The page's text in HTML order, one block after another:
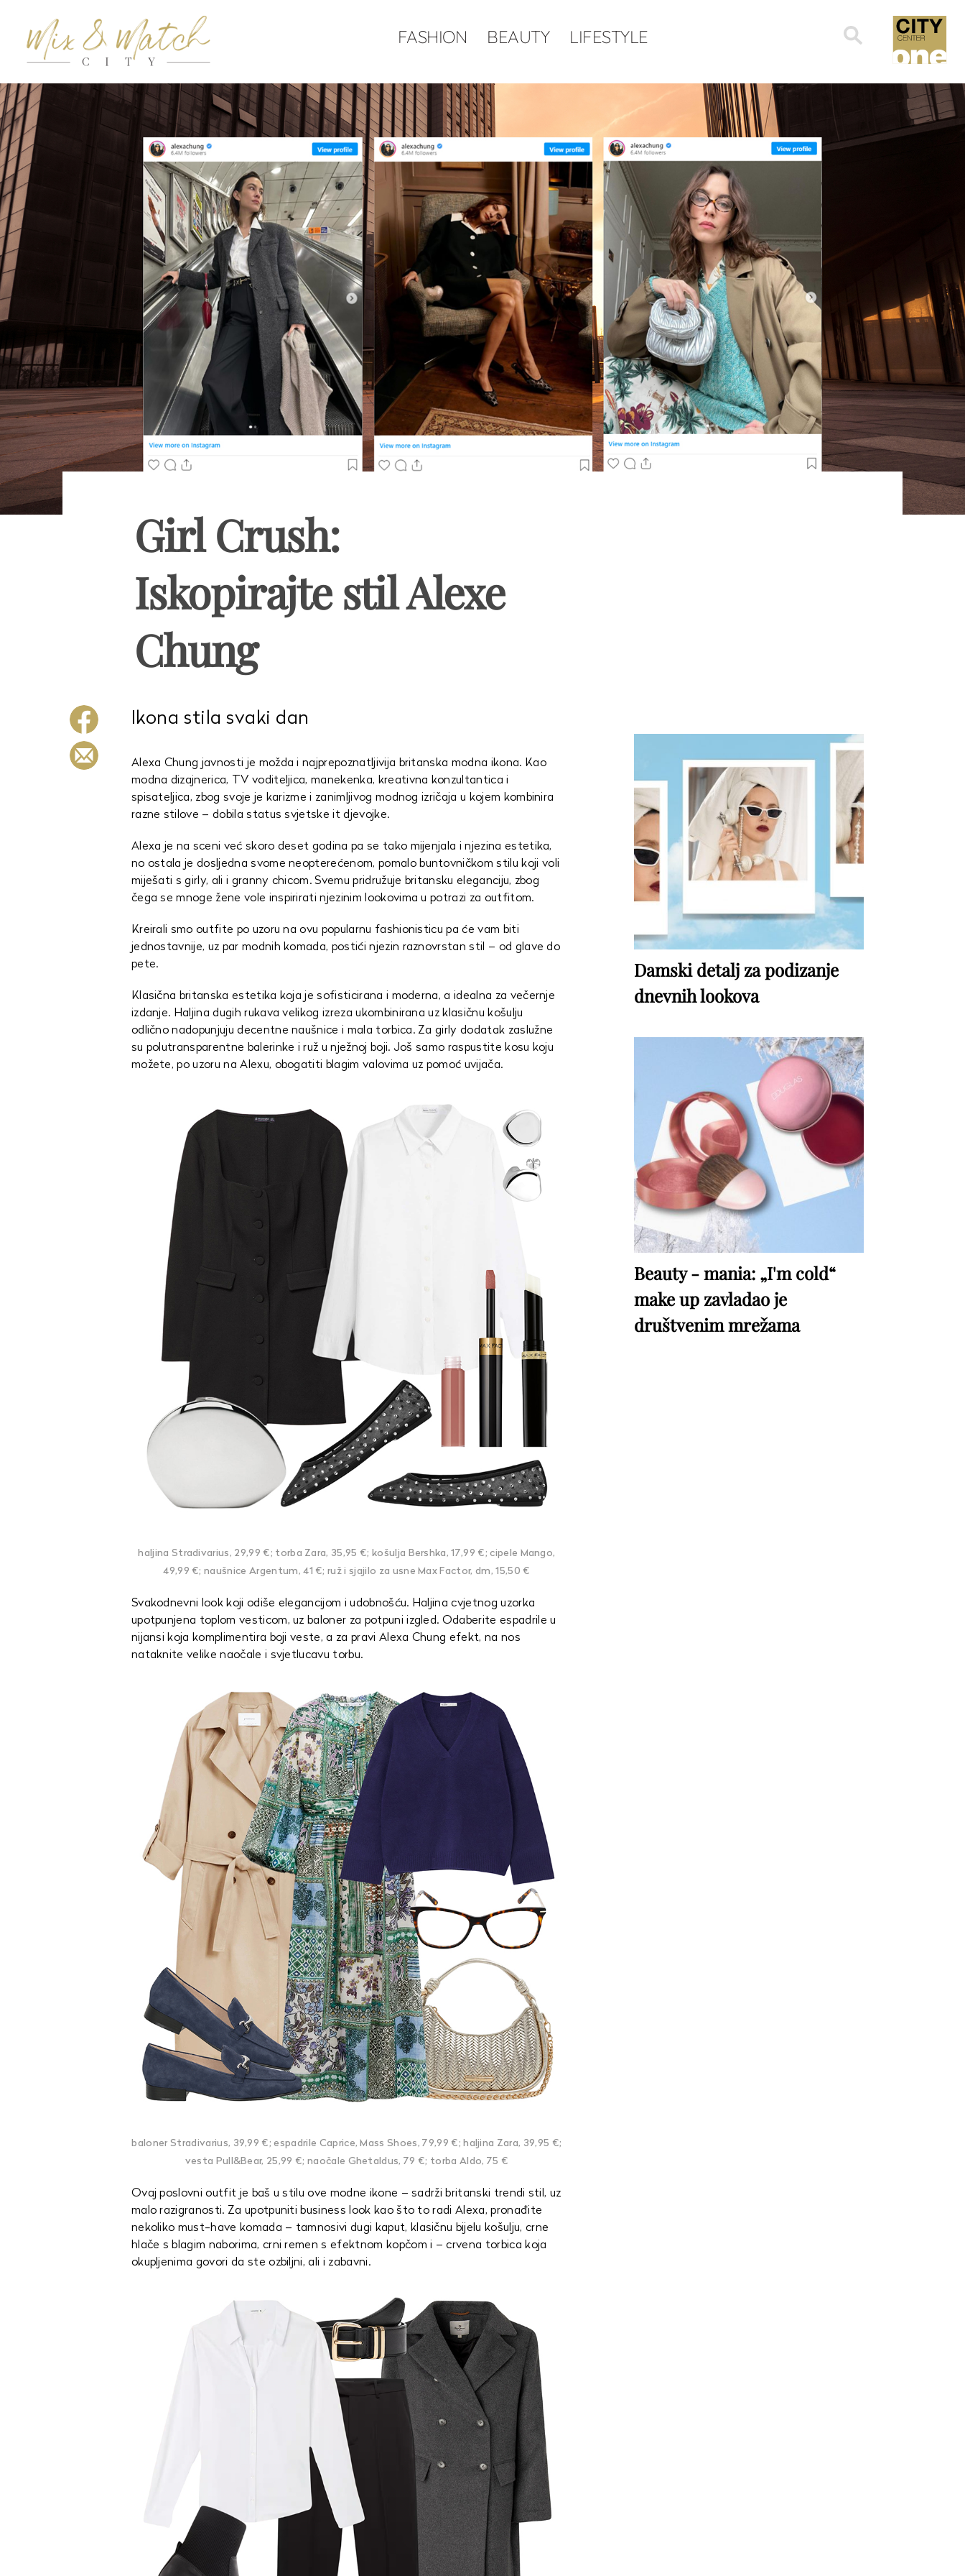
Search
for:
FASHION BEAUTY LIFESTYLE
Girl Crush:
Iskopirajte stil Alexe
Chung
Ikona stila svaki dan
Alexa Chung javnosti je možda i najprepoznatljivija britanska modna ikona. Kao
modna dizajnerica, TV voditeljica, manekenka, kreativna konzultantica i
spisateljica, zbog svoje je karizme i zanimljivog modnog izričaja u kojem kombinira
razne stilove – dobila status svjetske it djevojke.
Alexa je na sceni već skoro deset godina pa se tako mijenjala i njezina estetika,
no ostala je dosljedna svome neopterećenom, pomalo buntovničkom stilu koji voli
miješati s girly, ali i granny chicom. Svemu pridružuje britansku eleganciju, zbog
čega se mnoge žene vole inspirirati njezinim lookovima u potrazi za outfitom.
Kreirali smo outfite po uzoru na ovu popularnu fashionisticu pa će vam biti
jednostavnije, uz par modnih komada, postići njezin raznovrstan stil – od glave do
pete.
Klasična britanska estetika koja je sofisticirana i moderna, a idealna za večernje
izdanje. Haljina dugih rukava velikog izreza ukombinirana uz klasičnu košulju
odlično nadopunjuju decentne naušnice i mala torbica. Za girly dodatak zaslužne
su polutransparentne balerinke i ruž u nježnoj boji. Još samo raspustite kosu koju
možete, po uzoru na Alexu, obogatiti blagim valovima uz pomoć uvijača.
haljina Stradivarius, 29,99 €; torba Zara, 35,95 €; košulja Bershka, 17,99 €; cipele Mango,
49,99 €; naušnice Argentum, 41 €; ruž i sjajilo za usne Max Factor, dm, 15,50 €
Svakodnevni look koji odiše elegancijom i udobnošću. Haljina cvjetnog uzorka
upotpunjena toplom vesticom, uz baloner za potpuni izgled. Odaberite espadrile u
nijansi koja komplimentira boji veste, a za pravi Alexa Chung efekt, na nos
nataknite velike naočale i svjetlucavu torbu.
baloner Stradivarius, 39,99 €; espadrile Caprice, Mass Shoes, 79,99 €; haljina Zara, 39,95 €;
vesta Pull&Bear, 25,99 €; naočale Ghetaldus, 79 €; torba Aldo, 75 €
Ovaj poslovni outfit je baš u stilu ove modne ikone – sadrži britanski trendi stil, uz
malo razigranosti. Za upotpuniti business look kao što to radi Alexa, pronađite
nekoliko must-have komada – tamnosivi dugi kaput, klasičnu bijelu košulju, crne
hlače s blagim naborima, crni remen s efektnom kopčom i – crvena torbica koja
okupljenima govori da ste ozbiljni, ali i zabavni.
Damski detalj za podizanje
dnevnih lookova
Beauty - mania: „I'm cold“
make up zavladao je
društvenim mrežama